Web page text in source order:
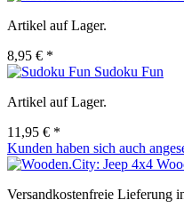
Artikel auf Lager.
8,95 € *
Sudoku Fun
Artikel auf Lager.
11,95 € *
Kunden haben sich auch
Versandkostenfreie Lieferung